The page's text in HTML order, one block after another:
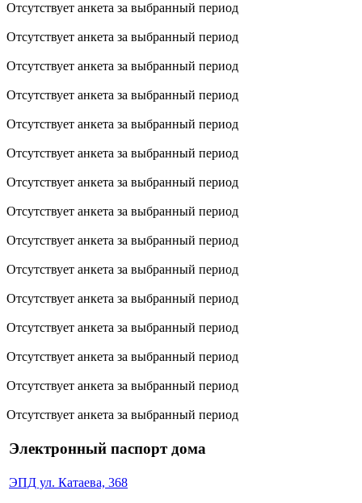
Отсутствует анкета за выбранный период
Отсутствует анкета за выбранный период
Отсутствует анкета за выбранный период
Отсутствует анкета за выбранный период
Отсутствует анкета за выбранный период
Отсутствует анкета за выбранный период
Отсутствует анкета за выбранный период
Отсутствует анкета за выбранный период
Отсутствует анкета за выбранный период
Отсутствует анкета за выбранный период
Отсутствует анкета за выбранный период
Отсутствует анкета за выбранный период
Отсутствует анкета за выбранный период
Отсутствует анкета за выбранный период
Отсутствует анкета за выбранный период
Электронный паспорт дома
ЭПД ул. Катаева, 368